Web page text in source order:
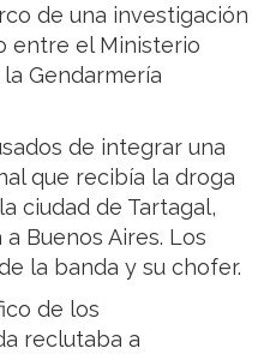
de una investigación
entre el Ministerio
Gendarmería
de integrar una
que recibía la droga
ciudad de Tartagal,
Buenos Aires. Los
la banda y su chofer.
de los
reclutaba a